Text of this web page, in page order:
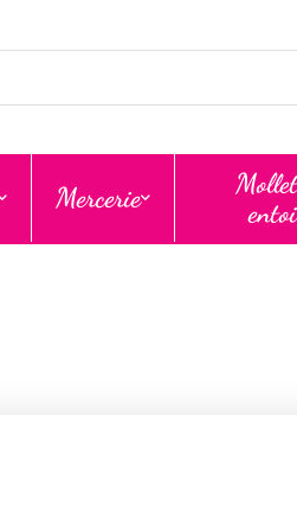
Mercerie